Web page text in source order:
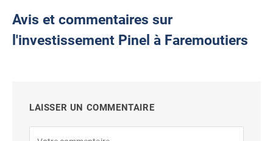
Avis et commentaires sur
l'investissement Pinel à Faremoutiers
LAISSER UN COMMENTAIRE